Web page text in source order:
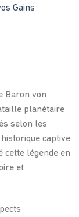
Gains
Baron von
planétaire
selon les
captive
cette légende en
et